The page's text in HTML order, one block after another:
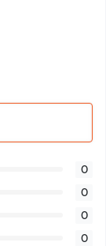
0
0
0
0